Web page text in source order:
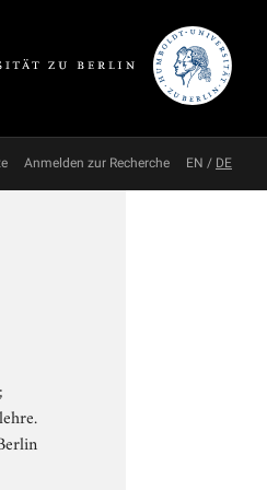
Anmelden zur Recherche EN / DE